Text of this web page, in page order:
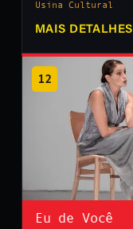
Usina Cultural
MAIS DETALHES
12
Eu de Você